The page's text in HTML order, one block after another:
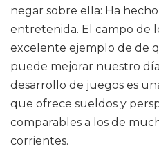
negar sobre ella: Ha
entretenida. El campo de
excelente ejemplo de de
puede mejorar nuestro día
desarrollo de juegos es
que ofrece sueldos y
comparables a los de
corrientes.